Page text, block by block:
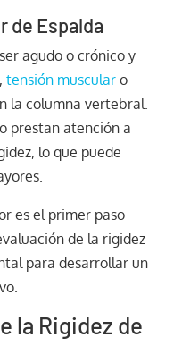
de Espalda
agudo o crónico y
tensión muscularo
la columna vertebral.
prestan atención a
lo que puede
es el primer paso
de la rigidez
para desarrollar un
la Rigidez de